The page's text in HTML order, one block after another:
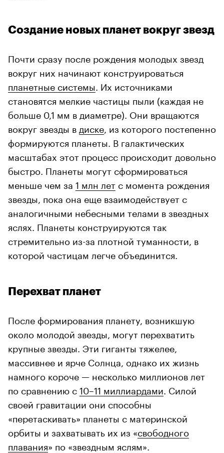
Создание новых планет вокруг звезд
Почти сразу после рождения молодых звезд
вокруг них начинают конструироваться
планетные системы . Их источниками
становятся мелкие частицы пыли (каждая не
больше 0,1 мм в диаметре). Они вращаются
вокруг звезды в диске , из которого постепенно
формируются планеты. В галактических
масштабах этот процесс происходит довольно
быстро. Планеты могут сформироваться
меньше чем за 1 млн лет с момента рождения
звезды, пока она еще взаимодействует с
аналогичными небесными телами в звездных
яслях. Планеты конструируются так
стремительно из-за плотной туманности, в
которой частицам легче объединится.
Перехват планет
После формирования планету, возникшую
около молодой звезды, могут перехватить
крупные звезды. Эти гиганты тяжелее,
массивнее и ярче Солнца, однако их жизнь
намного короче — несколько миллионов лет
по сравнению с10–11 миллиардами . Силой
своей гравитации они способны
«перетаскивать» планеты с материнской
орбиты и захватывать их из «свободного
плавания» по «звездным яслям».